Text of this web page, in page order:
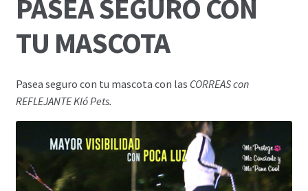
PASEA SEGURO CON
TU MASCOTA
Pasea seguro con tu mascota con las CORREAS con
REFLEJANTE Kló Pets.